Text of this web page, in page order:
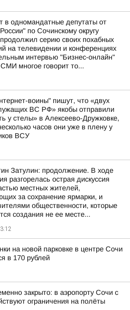
в одномандатные депутаты от
по Сочинскому округу
серию своих похабных
на телевидении и конференциях
интервью "Бизнес-онлайн"
многое говорит то...
воины" пишут, что «двух
ВС РФ» якобы отправили
у стелы» в Алексеево-Дружковке,
часов они уже в плену у
ВСУ
Затулин: продолжение. В ходе
разгорелась острая дискуссия
местных жителей,
за сохранение ярмарки, и
общественности, которые
создания не ее месте...
на новой парковке в центре Сочи
в 170 рублей
закрыто: в аэропорту Сочи с
ограничения на полёты